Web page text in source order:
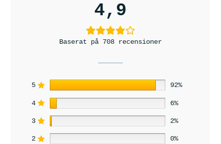
4,9
Baserat på 708 recensioner
5 92%
4 6%
3 2%
2 0%